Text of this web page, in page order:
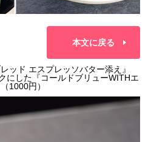
本文に戻る
ッド エスプレッソバター添え』
にした『コールドブリューWITHエ
1000円）